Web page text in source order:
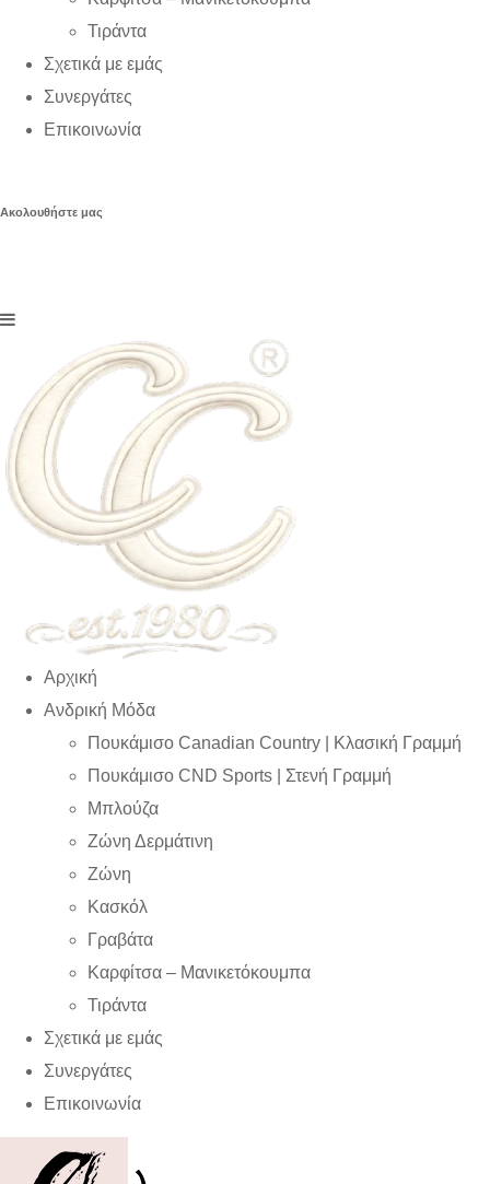
Τιράντα
Σχετικά με εμάς
Συνεργάτες
Επικοινωνία
Ακολουθήστε μας
Αρχική
Ανδρική Μόδα
Πουκάμισο Canadian Country | Kλασική Γραμμή
Πουκάμισο CND Sports | Στενή Γραμμή
Μπλούζα
Ζώνη Δερμάτινη
Ζώνη
Κασκόλ
Γραβάτα
Καρφίτσα – Μανικετόκουμπα
Τιράντα
Σχετικά με εμάς
Συνεργάτες
Επικοινωνία